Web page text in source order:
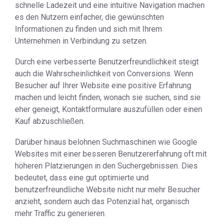
schnelle Ladezeit und eine intuitive Navigation machen
es den Nutzern einfacher, die gewünschten
Informationen zu finden und sich mit Ihrem
Unternehmen in Verbindung zu setzen.
Durch eine verbesserte Benutzerfreundlichkeit steigt
auch die Wahrscheinlichkeit von Conversions. Wenn
Besucher auf Ihrer Website eine positive Erfahrung
machen und leicht finden, wonach sie suchen, sind sie
eher geneigt, Kontaktformulare auszufüllen oder einen
Kauf abzuschließen.
Darüber hinaus belohnen Suchmaschinen wie Google
Websites mit einer besseren Benutzererfahrung oft mit
höheren Platzierungen in den Suchergebnissen. Dies
bedeutet, dass eine gut optimierte und
benutzerfreundliche Website nicht nur mehr Besucher
anzieht, sondern auch das Potenzial hat, organisch
mehr Traffic zu generieren.